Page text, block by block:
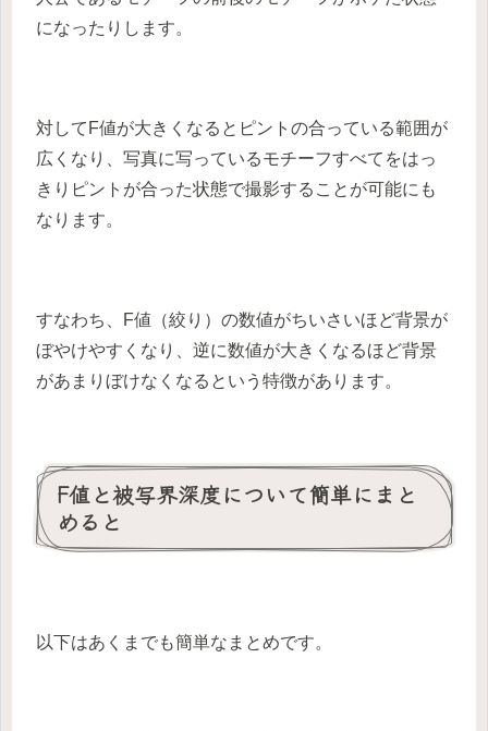
になったりします。
対してF値が大きくなるとピントの合っている範囲が
広くなり、写真に写っているモチーフすべてをはっ
きりピントが合った状態で撮影することが可能にも
なります。
すなわち、F値（絞り）の数値がちいさいほど背景が
ぼやけやすくなり、逆に数値が大きくなるほど背景
があまりぼけなくなるという特徴があります。
F値と被写界深度について簡単にまと
めると
以下はあくまでも簡単なまとめです。